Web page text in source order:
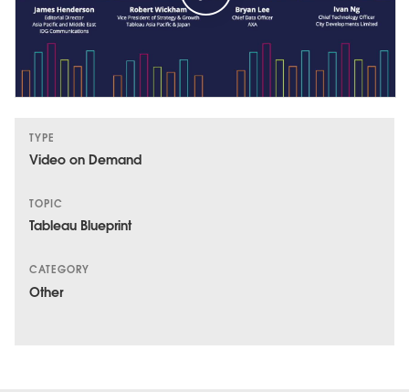
TYPE
Video on Demand
TOPIC
Tableau Blueprint
CATEGORY
Other